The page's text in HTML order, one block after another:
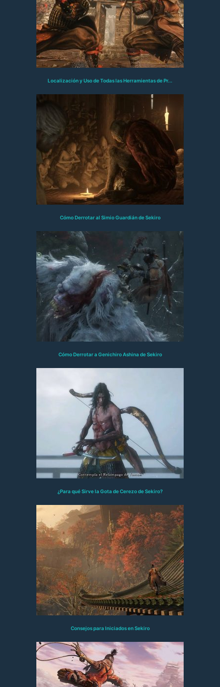
Localización y Uso de Todas las Herramientas de Pr...
Cómo Derrotar al Simio Guardián de Sekiro
Cómo Derrotar a Genichiro Ashina de Sekiro
¿Para qué Sirve la Gota de Cerezo de Sekiro?
Consejos para Iniciados en Sekiro